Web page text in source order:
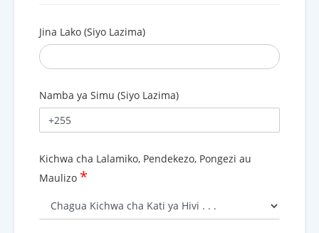
Jina Lako (Siyo Lazima)
Namba ya Simu (Siyo Lazima)
Kichwa cha Lalamiko, Pendekezo, Pongezi au
Maulizo *